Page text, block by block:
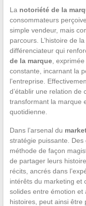
La notoriété de la
consommateurs
simple vendeur, mais
parcours. L’histoire de
différenciateur qui
de la marque,
constante, incarnant la
l’entreprise.
d’établir une relation de
transformant la marque
quotidienne.
Dans l’arsenal du
stratégie puissante.
méthode de façon
de partager leurs
récits, ancrés dans
intérêts du marketing et
solides entre émotion
histoires, peut ainsi être